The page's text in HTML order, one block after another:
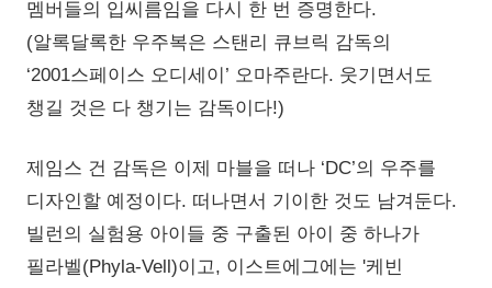
멤버들의 입씨름임을 다시 한 번 증명한다.
(알록달록한 우주복은 스탠리 큐브릭 감독의
‘2001스페이스 오디세이’ 오마주란다. 웃기면서도
챙길 것은 다 챙기는 감독이다!)
제임스 건 감독은 이제 마블을 떠나 ‘DC’의 우주를
디자인할 예정이다. 떠나면서 기이한 것도 남겨둔다.
빌런의 실험용 아이들 중 구출된 아이 중 하나가
필라벨(Phyla-Vell)이고, 이스트에그에는 '케빈